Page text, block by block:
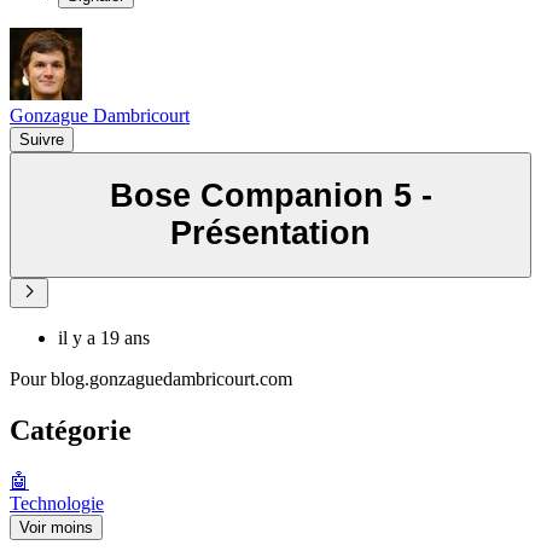
Gonzague Dambricourt
Suivre
Bose Companion 5 -
Présentation
il y a 19 ans
Pour blog.gonzaguedambricourt.com
Catégorie
🤖
Technologie
Voir moins